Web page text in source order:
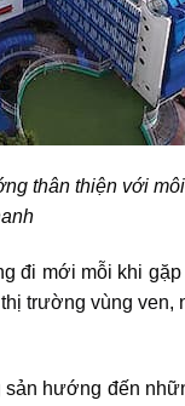
thân thiện với
đi mới mỗi khi
thị trường vùng ven,
hướng đến